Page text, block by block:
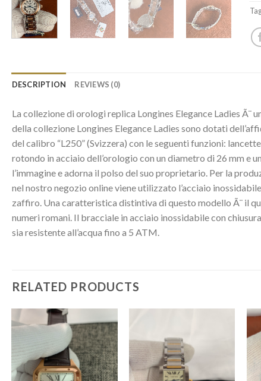
DESCRIPTION REVIEWS (0)
La collezione di orologi replica Longines Elegance Ladies Ã¨
della collezione Longines Elegance Ladies sono dotati
del calibro “L250” (Svizzera) con le seguenti funzioni:
rotondo in acciaio dell’orologio con un diametro di 26 mm e
l’immagine e adorna il polso del suo proprietario. Per la
nel nostro negozio online viene utilizzato l’acciaio
zaffiro. Una caratteristica distintiva di questo modello Ã¨ il
numeri romani. Il bracciale in acciaio inossidabile con
sia resistente all’acqua fino a 5 ATM.
RELATED PRODUCTS